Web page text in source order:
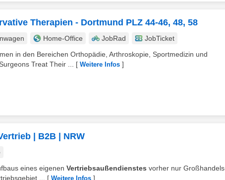
Therapien - Dortmund PLZ 44-46, 48, 58
Home-Office JobRad
JobTicket
in den Bereichen Orthopädie, Arthroskopie, Sportmedizin und
Treat Their ...
[ Weitere Infos ]
| B2B | NRW
eines eigenen Vertriebsaußendienstes vorher nur
...
[ Weitere Infos ]